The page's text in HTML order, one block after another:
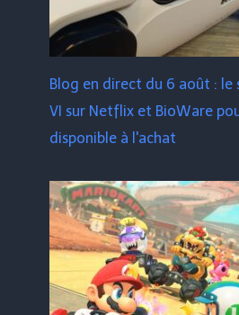
Blog en direct du 6 août : le
VI sur Netflix et BioWare
disponible à l'achat